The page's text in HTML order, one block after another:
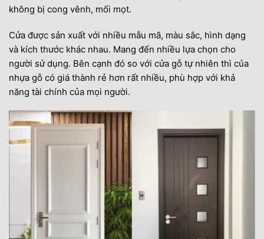
không bị cong vênh, mối mọt.
Cửa được sản xuất với nhiều mẫu mã, màu sắc, hình dạng
và kích thước khác nhau. Mang đến nhiều lựa chọn cho
người sử dụng. Bên cạnh đó so với cửa gỗ tự nhiên thì của
nhựa gỗ có giá thành rẻ hơn rất nhiều, phù hợp với khả
năng tài chính của mọi người.